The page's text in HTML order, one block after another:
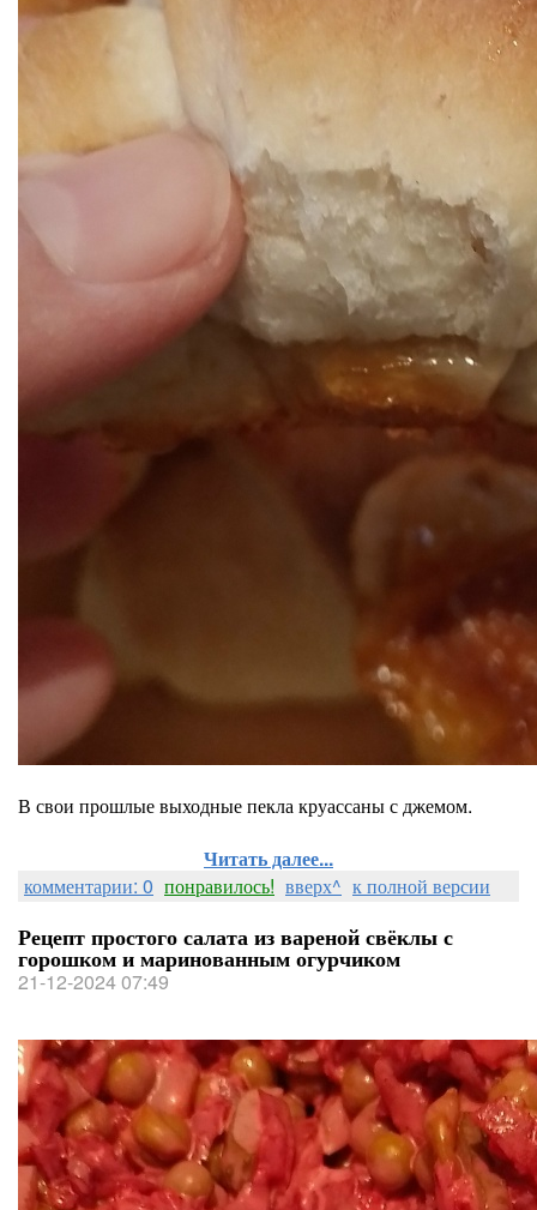
В свои прошлые выходные пекла круассаны с джемом.
Читать далее...
комментарии: 0 понравилось! вверх^ к полной версии
Рецепт простого салата из вареной свёклы с
горошком и маринованным огурчиком
21-12-2024 07:49